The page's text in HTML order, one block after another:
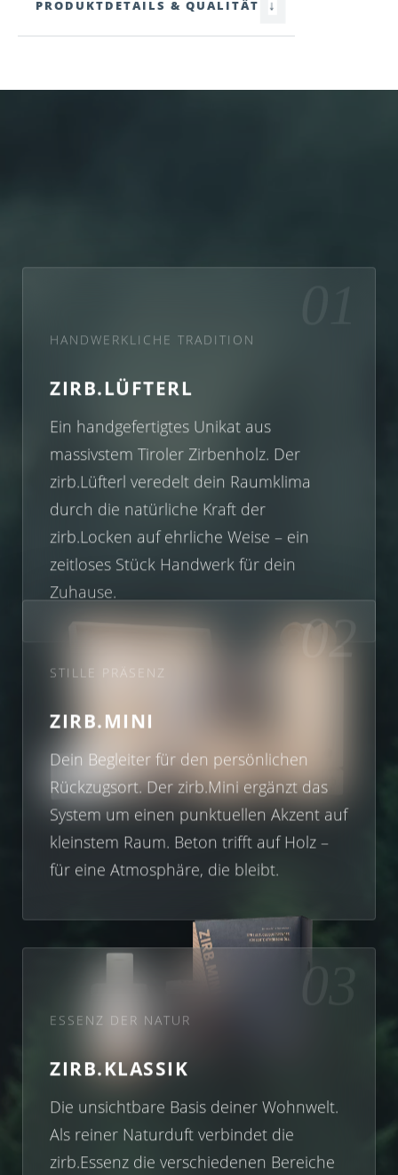
+ €59.80 *
PRODUKTDETAILS & QUALITÄT ↓
HANDWERKLICHE TRADITION
ZIRB.LÜFTERL
Ein handgefertigtes Unikat aus
massivstem Tiroler Zirbenholz. Der
zirb.Lüfterl veredelt dein Raumklima
durch die natürliche Kraft der
zirb.Locken auf ehrliche Weise – ein
zeitloses Stück Handwerk für dein
Zuhause.
02
STILLE PRÄSENZ
ZIRB.MINI
Dein Begleiter für den persönlichen
Rückzugsort. Der zirb.Mini ergänzt das
System um einen punktuellen Akzent auf
kleinstem Raum. Beton trifft auf Holz –
für eine Atmosphäre, die bleibt.
03
ESSENZ DER NATUR
ZIRB.KLASSIK
Die unsichtbare Basis deiner Wohnwelt.
Als reiner Naturduft verbindet die
zirb.Essenz die verschiedenen Bereiche